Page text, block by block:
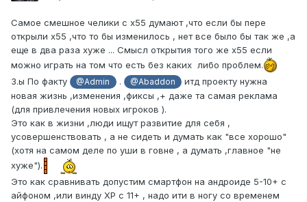
Самое смешное челики с х55 думают ,что если бы пере
открыли х55 ,что то бы изменилось , нет все было бы так же ,а
еще в два раза хуже ... Смысл открытия того же х55 если
можно играть на том что есть без каких либо проблем.
З.ы По факту
@Admin . @Abaddon
итд проекту нужна
новая жизнь ,изменения ,фиксы ,+ даже та самая реклама
(для привлечения новых игроков ).
Это как в жизни ,люди ищут развитие для себя ,
усовершенствовать , а не сидеть и думать как "все хорошо"
(хотя на самом деле по уши в говне , а думать ,главное "не
хуже").
Это как сравнивать допустим смартфон на андроиде 5-10+ с
айфоном ,или винду ХР с 11+ , надо ити в ногу со временем